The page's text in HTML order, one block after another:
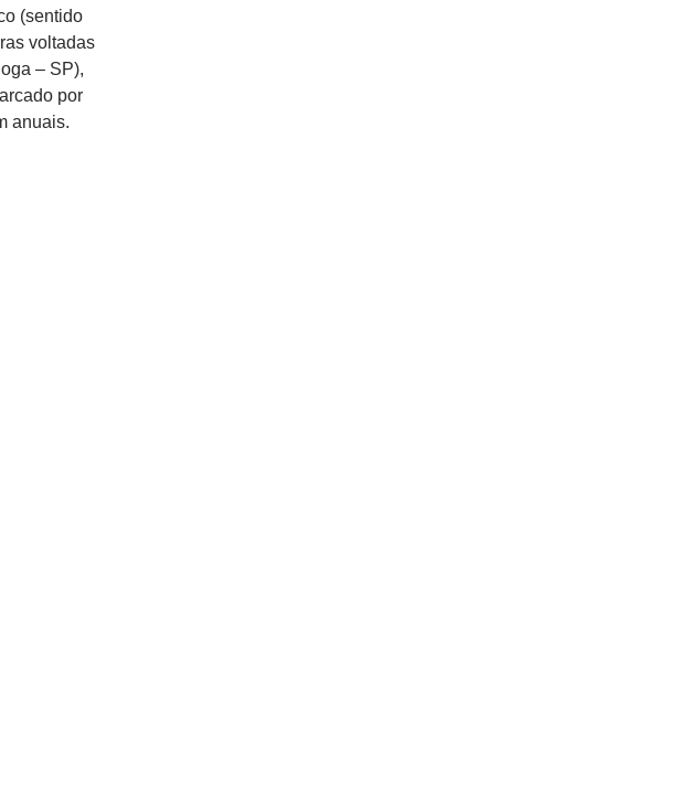
(sentido
voltadas
– SP),
por
anuais.